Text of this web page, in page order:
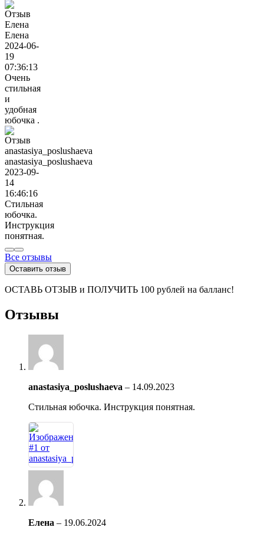
Елена
2024-06-
19
07:36:13
Очень
стильная
и
удобная
юбочка .
anastasiya_poslushaeva
2023-09-
14
16:46:16
Стильная
юбочка.
Инструкция
понятная.
Все отзывы
Оставить отзыв
ОСТАВЬ ОТЗЫВ и ПОЛУЧИТЬ 100 рублей на балланс!
Отзывы
anastasiya_poslushaeva – 14.09.2023
Стильная юбочка. Инструкция понятная.
Елена – 19.06.2024